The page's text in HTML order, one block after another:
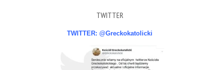
TWITTER
TWITTER: @Greckokatolicki